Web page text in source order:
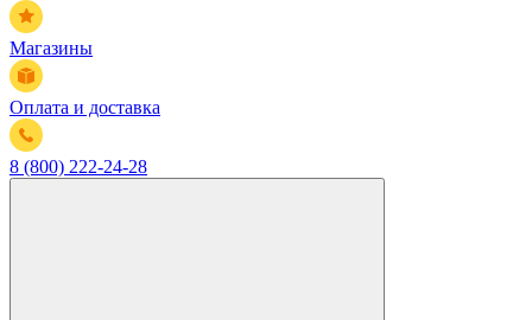
Магазины
Оплата и доставка
8 (800) 222-24-28